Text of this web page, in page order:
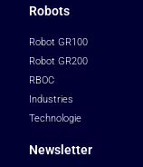
Robots
Robot GR100
Robot GR200
RBOC
Industries
Technologie
Newsletter